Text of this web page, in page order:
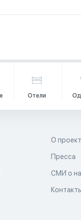
Отели
О
Пресса
СМИ о